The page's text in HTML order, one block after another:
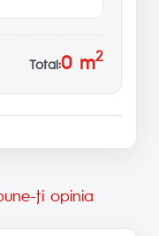
Total:0m2
ţi opinia